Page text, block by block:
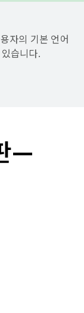
자의 기본 언어
습니다.
—